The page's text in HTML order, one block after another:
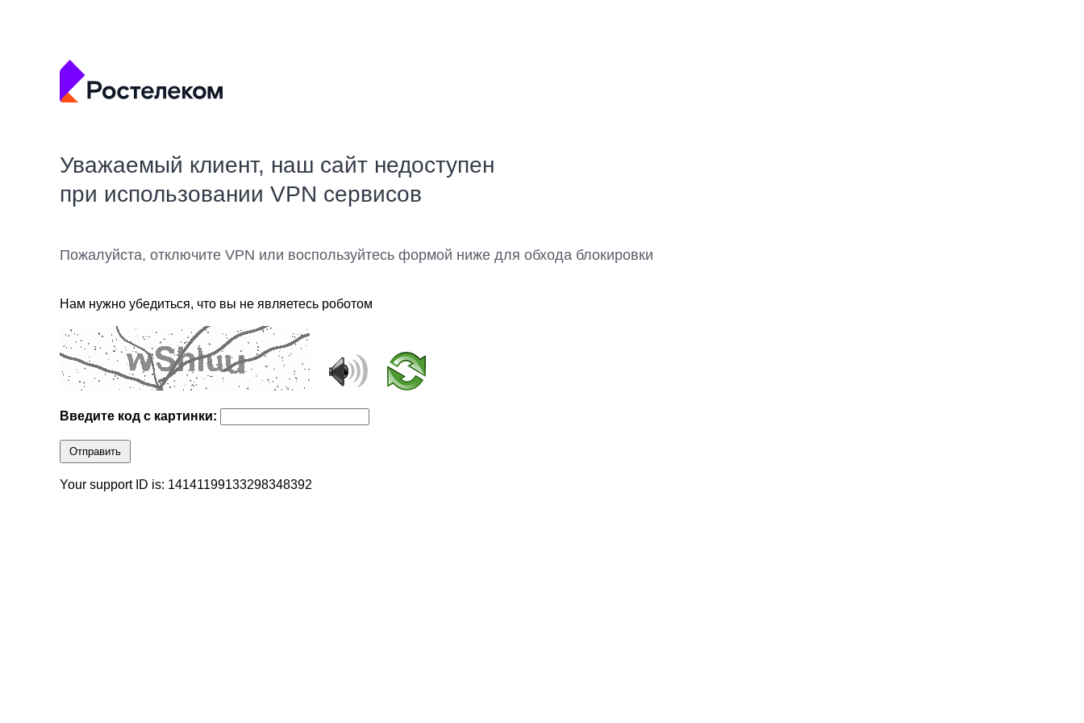
Уважаемый клиент, наш сайт недоступен
при использовании VPN сервисов
Пожалуйста, отключите VPN или воспользуйтесь формой ниже для обхода блокировки
Нам нужно убедиться, что вы не являетесь роботом
Введите код с картинки:
Отправить
Your support ID is: 14141199133298348392